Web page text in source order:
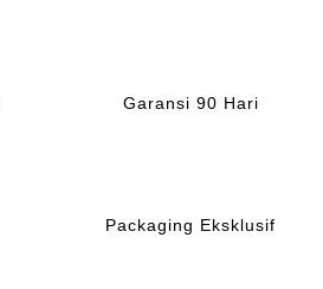
Garansi 90 Hari
Packaging Eksklusif